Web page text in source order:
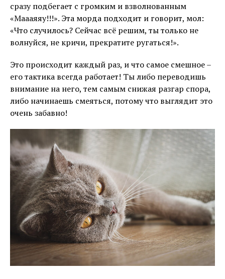
сразу подбегает с громким и взволнованным
«Маааяяу!!!». Эта морда подходит и говорит, мол:
«Что случилось? Сейчас всё решим, ты только не
волнуйся, не кричи, прекратите ругаться!».
Это происходит каждый раз, и что самое смешное –
его тактика всегда работает! Ты либо переводишь
внимание на него, тем самым снижая разгар спора,
либо начинаешь смеяться, потому что выглядит это
очень забавно!